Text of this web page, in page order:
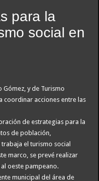
para la
social en
Gómez, y de Turismo
coordinar acciones entre las
de estrategias para la
de población,
el turismo social
marco, se prevé realizar
oeste pampeano.
municipal del área de